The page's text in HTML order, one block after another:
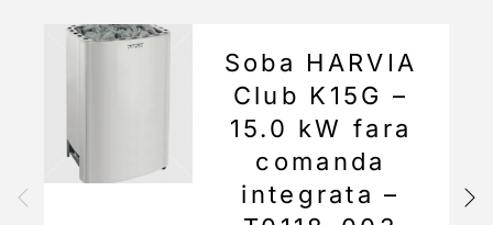
Soba HARVIA
Club K15G –
15.0 kW fara
comanda
integrata –